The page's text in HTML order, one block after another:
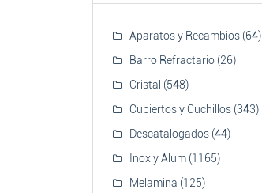
Aparatos y Recambios (64)
Barro Refractario (26)
Cristal (548)
Cubiertos y Cuchillos (343)
Descatalogados (44)
Inox y Alum (1165)
Melamina (125)